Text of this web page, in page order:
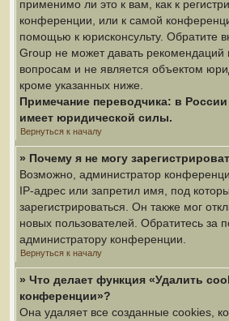
применимо ли это к вам, как к
конференции, или к самой
помощью к юрисконсульту. Обратите
Group не может давать рекомендаций
вопросам и не является объектом
кроме указанных ниже.
Примечание переводчика: в
имеет юридической силы.
Вернуться к началу
» Почему я не могу
Возможно, администратор
IP-адрес или запретил имя, под
зарегистрироваться. Он также мог
новых пользователей. Обратитесь за
администратору конференции.
Вернуться к началу
» Что делает функция «Удалить
конференции»?
Она удаляет все созданные cookies,